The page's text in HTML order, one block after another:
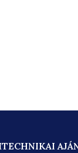
TECHNIKAI